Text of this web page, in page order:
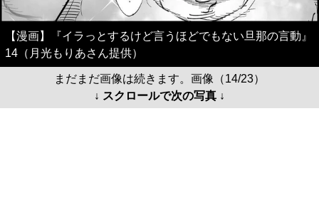
【漫画】『イラっとするけど言うほどでもない旦那の言動』
14（月光もりあさん提供）
まだまだ画像は続きます。画像（14/23）
↓ スクロールで次の写真 ↓